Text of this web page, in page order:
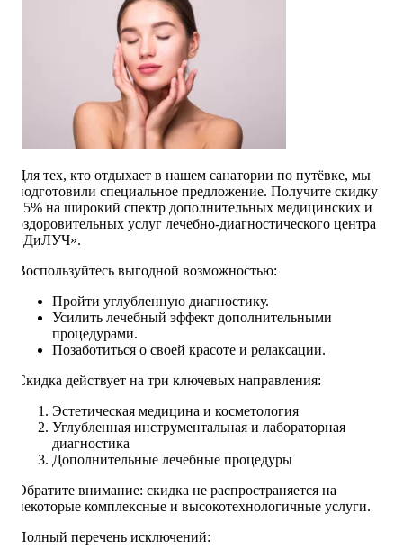
Для тех, кто отдыхает в нашем санатории по путёвке, мы
подготовили специальное предложение. Получите скидку
15% на широкий спектр дополнительных медицинских и
оздоровительных услуг лечебно-диагностического центра
«ДиЛУЧ».
Воспользуйтесь выгодной возможностью:
Пройти углубленную диагностику.
Усилить лечебный эффект дополнительными
процедурами.
Позаботиться о своей красоте и релаксации.
Скидка действует на три ключевых направления:
Эстетическая медицина и косметология
Углубленная инструментальная и лабораторная
диагностика
Дополнительные лечебные процедуры
Обратите внимание: скидка не распространяется на
некоторые комплексные и высокотехнологичные услуги.
Полный перечень исключений: